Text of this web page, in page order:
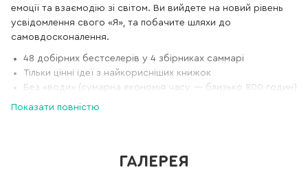
емоції та взаємодію зі світом. Ви вийдете на новий рівень
усвідомлення свого «Я», та побачите шляхи до
самовдосконалення.
48 добірних бестселерів у 4 збірниках саммарі
Тільки цінні ідеї з найкорисніших книжок
Без «води» (сумарна економія часу — близько 800 годин)
Аудіоверсія до кожного збірника в подарунок
робимо притьмом, часом не встигаючи подумати навіщо,
Показати повністю
ГАЛЕРЕЯ